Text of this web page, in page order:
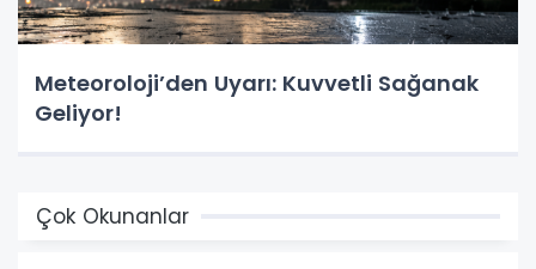
Meteoroloji’den Uyarı: Kuvvetli Sağanak
Geliyor!
Çok Okunanlar